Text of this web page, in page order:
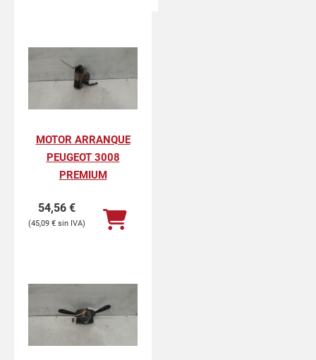
MOTOR ARRANQUE
PEUGEOT 3008
PREMIUM
54,56 €
45,09 €